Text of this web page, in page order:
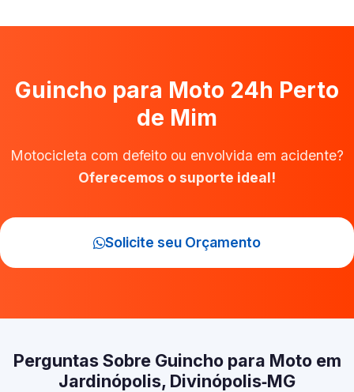
Guincho para Moto 24h Perto
de Mim
Motocicleta com defeito ou envolvida em acidente?
Oferecemos o suporte ideal!
Solicite seu Orçamento
Perguntas Sobre Guincho para Moto em
Jardinópolis, Divinópolis‑MG